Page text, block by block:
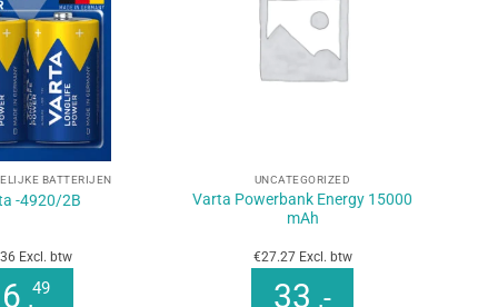
BATTERIJEN
-4920/2B
Excl. btw
6 ,49
UNCATEGORIZED
Varta Powerbank Energy 15000
mAh
€27.27 Excl. btw
33 ,-